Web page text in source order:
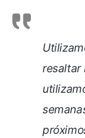
resaltar